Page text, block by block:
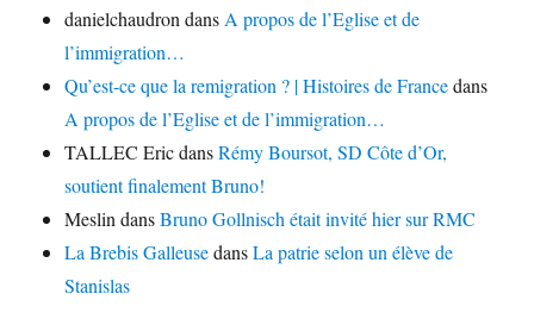
danielchaudrondansA propos de l’Eglise et de
l’immigration…
Qu’est-ce que la remigration ? | Histoires de Francedans
A propos de l’Eglise et de l’immigration…
TALLEC EricdansRémy Boursot, SD Côte d’Or,
soutient finalement Bruno!
MeslindansBruno Gollnisch était invité hier sur RMC
La Brebis GalleusedansLa patrie selon un élève de
Stanislas